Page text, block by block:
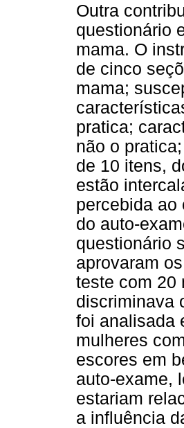
Outra
questionário
mama. O
de cinco
mama;
pratica;
não o
de 10 itens,
estão
percebida ao
do auto-
questionário
aprovaram
teste com 20
discriminava
foi analisada
mulheres
escores em
auto-exame,
estariam
a influência